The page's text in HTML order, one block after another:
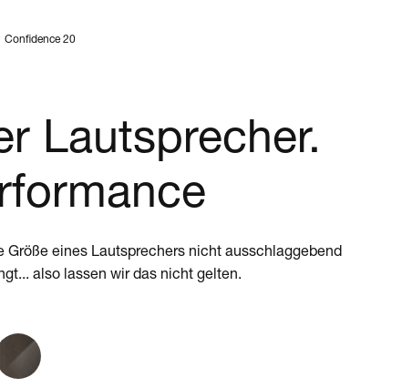
Confidence 20
Lautsprecher.
Größe eines Lautsprechers nicht ausschlaggebend
also lassen wir das nicht gelten.